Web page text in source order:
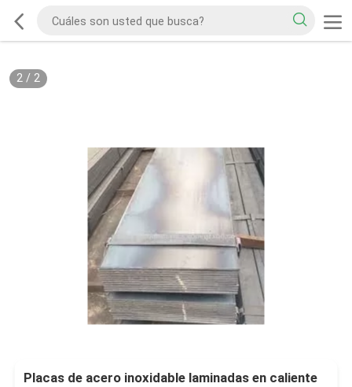
2/ 2
Placas de acero inoxidable laminadas en caliente